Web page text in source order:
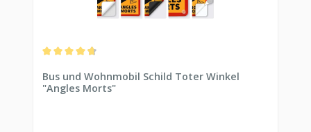
Bus und Wohnmobil Schild Toter Winkel
"Angles Morts"